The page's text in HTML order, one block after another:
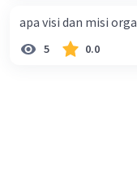
pasal18, pasal 22,
28, pasal 29, pasal
apa visi dan misi
5 0.0